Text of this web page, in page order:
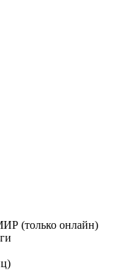
(только онлайн)